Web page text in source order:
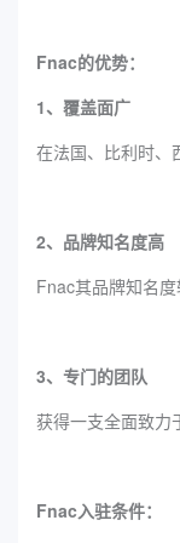
Fnac的优势：
1、覆盖面广
在法国、比利时、
2、品牌知名度高
Fnac其品牌知名
3、专门的团队
获得一支全面致力
Fnac入驻条件：